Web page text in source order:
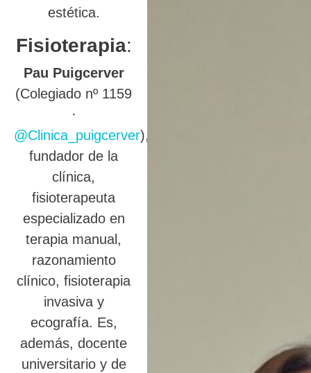
estética.
Fisioterapia:
Pau Puigcerver
(Colegiado nº 1159
·
@Clinica_puigcerver),
fundador de la
clínica,
fisioterapeuta
especializado en
terapia manual,
razonamiento
clínico, fisioterapia
invasiva y
ecografía. Es,
además, docente
universitario y de